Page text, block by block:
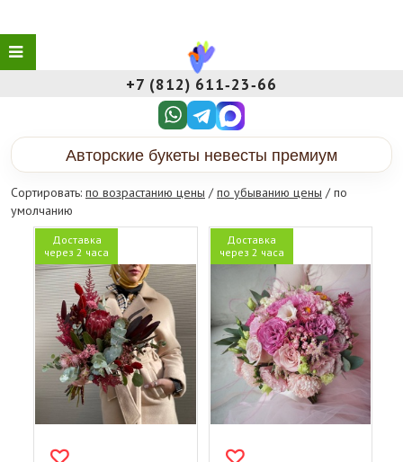
+7 (812) 611‑23‑66
Авторские букеты невесты премиум
Сортировать: по возрастанию цены /по убыванию цены / по
умолчанию
Доставка
через 2 часа
Доставка
через 2 часа